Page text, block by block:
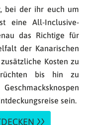
bei der ihr euch um
eine All-Inclusive-
das Richtige für
der Kanarischen
Kosten zu
bis hin zu
sein.